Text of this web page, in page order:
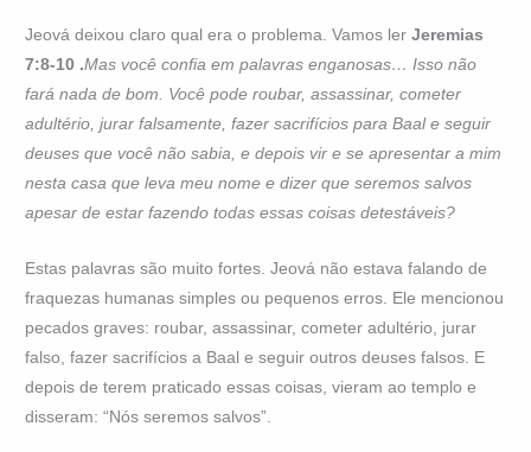
Jeová deixou claro qual era o problema. Vamos lerJeremias
7:8-10 .Mas você confia em palavras enganosas… Isso não
fará nada de bom. Você pode roubar, assassinar, cometer
adultério, jurar falsamente, fazer sacrifícios para Baal e seguir
deuses que você não sabia, e depois vir e se apresentar a mim
nesta casa que leva meu nome e dizer que seremos salvos
apesar de estar fazendo todas essas coisas detestáveis?
Estas palavras são muito fortes. Jeová não estava falando de
fraquezas humanas simples ou pequenos erros. Ele mencionou
pecados graves: roubar, assassinar, cometer adultério, jurar
falso, fazer sacrifícios a Baal e seguir outros deuses falsos. E
depois de terem praticado essas coisas, vieram ao templo e
disseram: “Nós seremos salvos”.